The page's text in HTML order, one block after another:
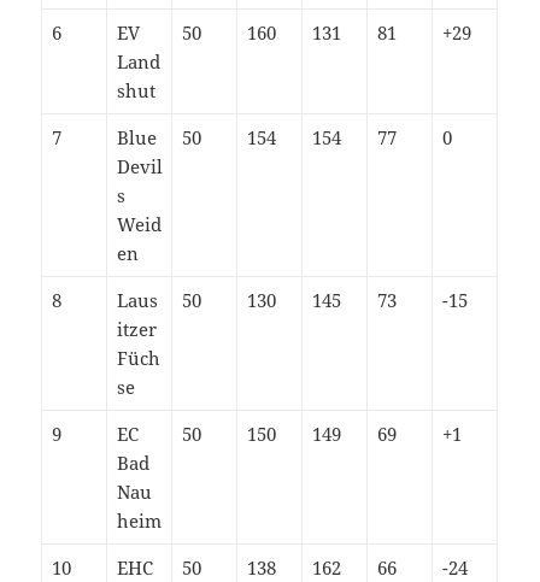
6
EV
Land
shut
50 160 131 81 +29
7
Blue
Devil
s
Weid
en
50 154 154 77 0
8
Laus
itzer
Füch
se
50 130 145 73 -15
9
EC
Bad
Nau
heim
50 150 149 69 +1
10
EHC
50 138 162 66 -24